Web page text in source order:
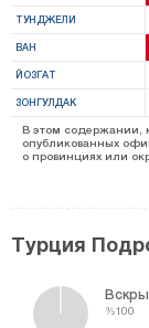
ТУНДЖЕЛИ
ВАН
ЙОЗГАТ
ЗОНГУЛДАК
В этом содержании,
опубликованных
о провинциях или
Турция
%100